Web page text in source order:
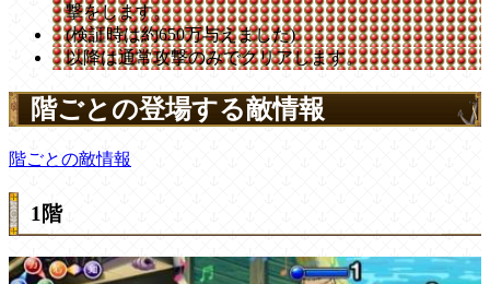
撃をします。
(検証時は約650万与えました)
以降は通常攻撃のみでクリアします。
階ごとの登場する敵情報
階ごとの敵情報
1階